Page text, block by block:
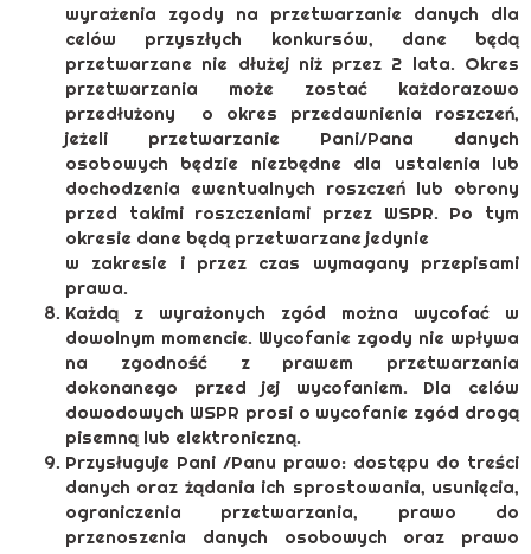
wyrażenia zgody na przetwarzanie danych dla
celów przyszłych konkursów, dane będą
przetwarzane nie dłużej niż przez 2 lata. Okres
przetwarzania może zostać każdorazowo
przedłużony o okres przedawnienia roszczeń,
jeżeli przetwarzanie Pani/Pana danych
osobowych będzie niezbędne dla ustalenia lub
dochodzenia ewentualnych roszczeń lub obrony
przed takimi roszczeniami przez WSPR. Po tym
okresie dane będą przetwarzane jedynie
w zakresie i przez czas wymagany przepisami
prawa.
Każdą z wyrażonych zgód można wycofać w
dowolnym momencie. Wycofanie zgody nie wpływa
na zgodność z prawem przetwarzania
dokonanego przed jej wycofaniem. Dla celów
dowodowych WSPR prosi o wycofanie zgód drogą
pisemną lub elektroniczną.
Przysługuje Pani /Panu prawo: dostępu do treści
danych oraz żądania ich sprostowania, usunięcia,
ograniczenia przetwarzania, prawo do
przenoszenia danych osobowych oraz prawo